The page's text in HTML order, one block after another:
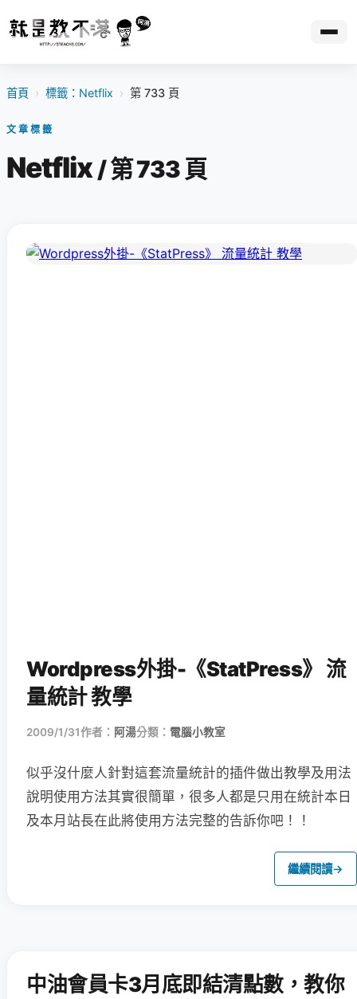
首頁 › 標籤：Netflix › 第 733 頁
文章標籤
Netflix/ 第 733 頁
Wordpress外掛-《StatPress》 流
量統計 教學
2009/1/31作者： 阿湯分類： 電腦小教室
似乎沒什麼人針對這套流量統計的插件做出教學及用法
說明使用方法其實很簡單，很多人都是只用在統計本日
及本月站長在此將使用方法完整的告訴你吧！！
繼續閱讀→
中油會員卡3月底即結清點數，教你